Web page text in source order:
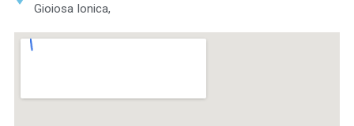
Gioiosa Ionica,